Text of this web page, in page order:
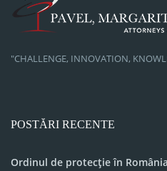
"CHALLENGE, INNOVATION,
POSTĂRI RECENTE
Ordinul de protecție în